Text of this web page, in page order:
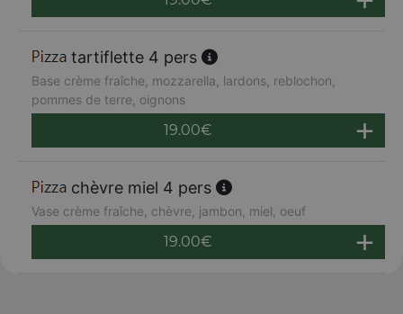
tartiflette 4 pers
Base crème fraîche, mozzarella, lardons, reblochon,
pommes de terre, oignons
19.00€
chèvre miel 4 pers
Vase crème fraîche, chèvre, jambon, miel, oeuf
19.00€